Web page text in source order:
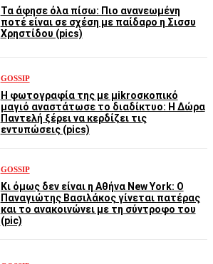
Τα άφησε όλα πίσω: Πιο ανανεωμένη
ποτέ είναι σε σχέση με παίδαρο η Σισσυ
Χρηστίδου (pics)
GOSSIP
Η φωτογραφία της με μikroσκοπικό
μαγιό αναστάτωσε το διαδίκτυο: Η Δώρα
Παντελή ξέρει να κερδίζει τις
εντυπώσεις (pics)
GOSSIP
Κι όμως δεν είναι η Αθήνα New York: Ο
Παναγιώτης Βασιλάκος γίνεται πατέρας
και το ανακοινώνει με τη σύντροφο του
(pic)